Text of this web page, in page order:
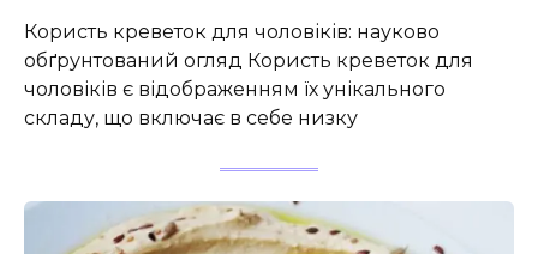
Користь креветок для чоловіків: науково
обґрунтований огляд Користь креветок для
чоловіків є відображенням їх унікального
складу, що включає в себе низку